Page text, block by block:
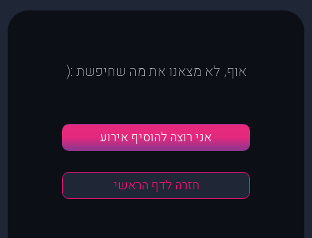
אוף, לא מצאנו את מה שחיפשת :(
אני רוצה להוסיף אירוע
חזרה לדף הראשי